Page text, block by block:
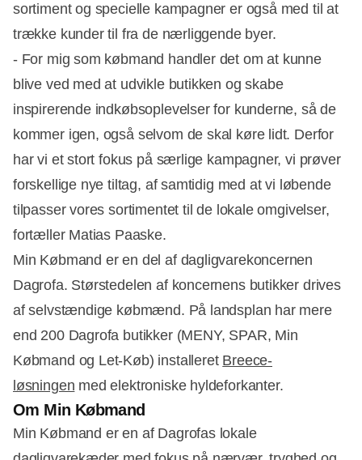
sortiment og specielle kampagner er også med til at
trække kunder til fra de nærliggende byer.
- For mig som købmand handler det om at kunne
blive ved med at udvikle butikken og skabe
inspirerende indkøbsoplevelser for kunderne, så de
kommer igen, også selvom de skal køre lidt. Derfor
har vi et stort fokus på særlige kampagner, vi prøver
forskellige nye tiltag, af samtidig med at vi løbende
tilpasser vores sortimentet til de lokale omgivelser,
fortæller Matias Paaske.
Min Købmand er en del af dagligvarekoncernen
Dagrofa. Størstedelen af koncernens butikker drives
af selvstændige købmænd. På landsplan har mere
end 200 Dagrofa butikker (MENY, SPAR, Min
Købmand og Let-Køb) installeret Breece-
løsningen med elektroniske hyldeforkanter.
Om Min Købmand
Min Købmand er en af Dagrofas lokale